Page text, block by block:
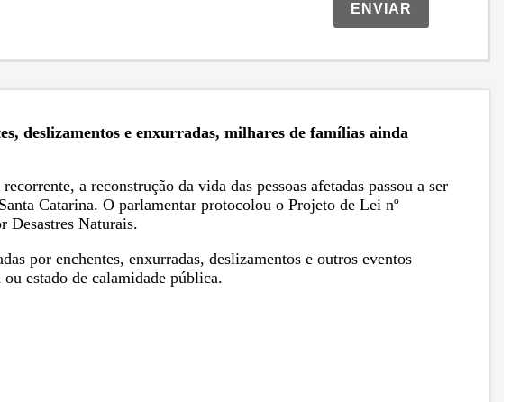
ENVIAR
deslizamentos e enxurradas, milhares de famílias ainda
a reconstrução da vida das pessoas afetadas passou a ser
Catarina. O parlamentar protocolou o Projeto de Lei nº
Desastres Naturais.
por enchentes, enxurradas, deslizamentos e outros eventos
estado de calamidade pública.